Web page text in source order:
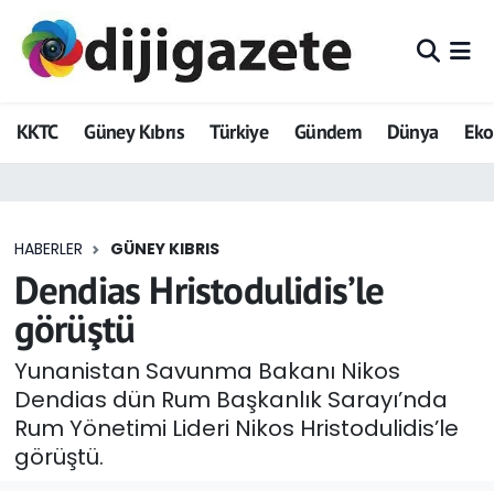
KKTC Güney Kıbrıs Türkiye Gündem Dünya
HABERLER GÜNEY KIBRIS
Dendias Hristodulidis’le
görüştü
Yunanistan Savunma Bakanı Nikos
Dendias dün Rum Başkanlık Sarayı’nda
Rum Yönetimi Lideri Nikos Hristodulidis’le
görüştü.
ADVERTORIAL
Dijigazete
Eğitim
Ekonomi
Foto Galeri
GEZİ
Güncel
Hava Durumu
Trafik Durumu
Tüm Manşetler
Son Dakika Haberleri
Haber Arşivi